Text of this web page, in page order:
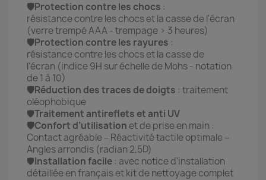
🛡️Protection contre les chocs :
résistance contre les chocs et la casse de l'écran
(verre trempé AAA - trempage > 3 heures)
🛡️Protection contre les rayures :
résistance contre les chocs et la casse de
l'écran (indice 9H sur échelle de Mohs - notation
de 1 à 10)
🛡️Réduction des traces de doigts : traitement
oléophobique
🛡️Traitement antireflets et anti UV
🛡️Confort d’utilisation et de prise en main :
Contact agréable – Réactivité tactile optimale –
Angles arrondis (radian 2,5D)
🛡️Installation facile : avec notice d'installation
détaillée en français et kit de nettoyage complet